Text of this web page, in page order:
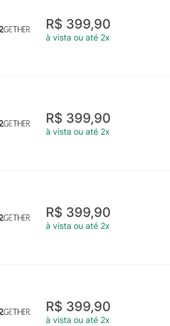
R$ 399,90
à vista ou até 2x
R$ 399,90
à vista ou até 2x
R$ 399,90
à vista ou até 2x
R$ 399,90
à vista ou até 2x